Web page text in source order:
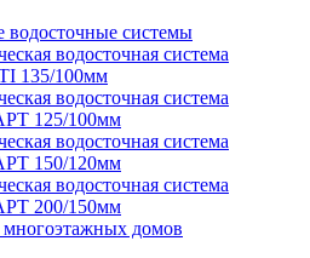
водосточные системы
водосточная система
135/100мм
водосточная система
125/100мм
водосточная система
150/120мм
водосточная система
200/150мм
многоэтажных домов